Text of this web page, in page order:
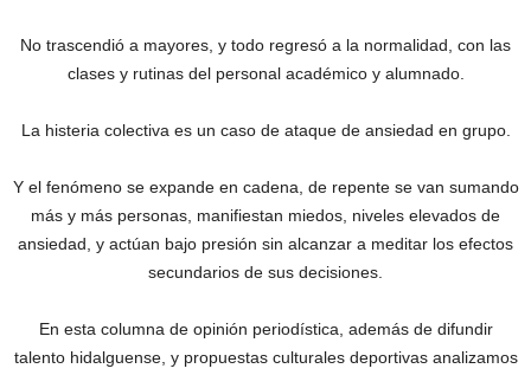
No trascendió a mayores, y todo regresó a la normalidad, con las
clases y rutinas del personal académico y alumnado.
La histeria colectiva es un caso de ataque de ansiedad en grupo.
Y el fenómeno se expande en cadena, de repente se van sumando
más y más personas, manifiestan miedos, niveles elevados de
ansiedad, y actúan bajo presión sin alcanzar a meditar los efectos
secundarios de sus decisiones.
En esta columna de opinión periodística, además de difundir
talento hidalguense, y propuestas culturales deportivas analizamos